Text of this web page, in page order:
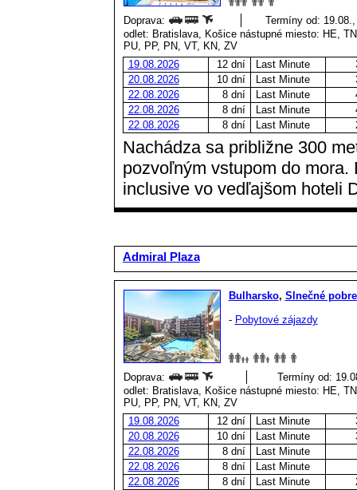
Doprava:
Termíny od:
odlet: Bratislava, Košice nástupné miesto: HE,
PU, PP, PN, VT, KN, ZV
19.08.2026
12 dní Last Minute
20.08.2026
10 dní Last Minute
22.08.2026
8 dní Last Minute
22.08.2026
8 dní Last Minute
22.08.2026
8 dní Last Minute
Nachádza sa približne 300
pozvoľným vstupom do
inclusive vo vedľajšom hoteli
Admiral Plaza
Bulharsko, Slnečné
- Pobytové zájazdy
Doprava:
Termíny od:
odlet: Bratislava, Košice nástupné miesto: HE,
PU, PP, PN, VT, KN, ZV
19.08.2026
12 dní Last Minute
20.08.2026
10 dní Last Minute
22.08.2026
8 dní
Last Minute
22.08.2026
8 dní
Last Minute
22.08.2026
8 dní Last Minute